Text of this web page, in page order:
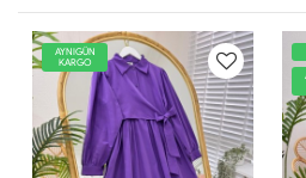
YENİ
AYNIGÜN
KARGO